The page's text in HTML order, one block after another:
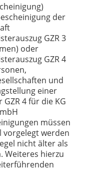
der
GZR 3
oder
GZR 4
und
einer
GZR 4 für die KG
müssen
vorgelegt werden
nicht älter als
Weiteres hierzu